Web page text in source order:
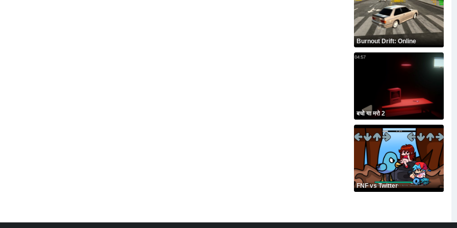
Burnout Drift: Online
बचो या मरो 2
FNF vs Twitter